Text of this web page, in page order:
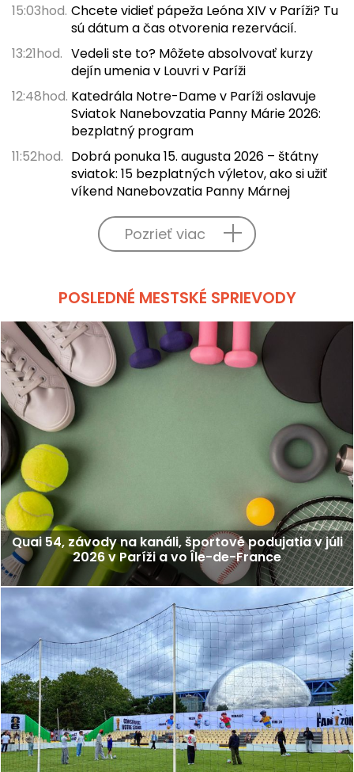
15:03hod. Chcete vidieť pápeža Leóna XIV v Paríži? Tu
sú dátum a čas otvorenia rezervácií.
13:21hod. Vedeli ste to? Môžete absolvovať kurzy
dejín umenia v Louvri v Paríži
12:48hod. Katedrála Notre-Dame v Paríži oslavuje
Sviatok Nanebovzatia Panny Márie 2026:
bezplatný program
11:52hod. Dobrá ponuka 15. augusta 2026 – štátny
sviatok: 15 bezplatných výletov, ako si užiť
víkend Nanebovzatia Panny Márnej
Pozrieť viac
POSLEDNÉ MESTSKÉ SPRIEVODY
Quai 54, závody na kanáli, športové podujatia v júli
2026 v Paríži a vo Île-de-France